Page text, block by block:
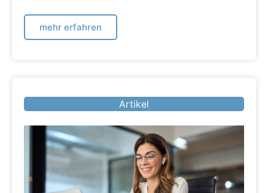
mehr erfahren
Artikel